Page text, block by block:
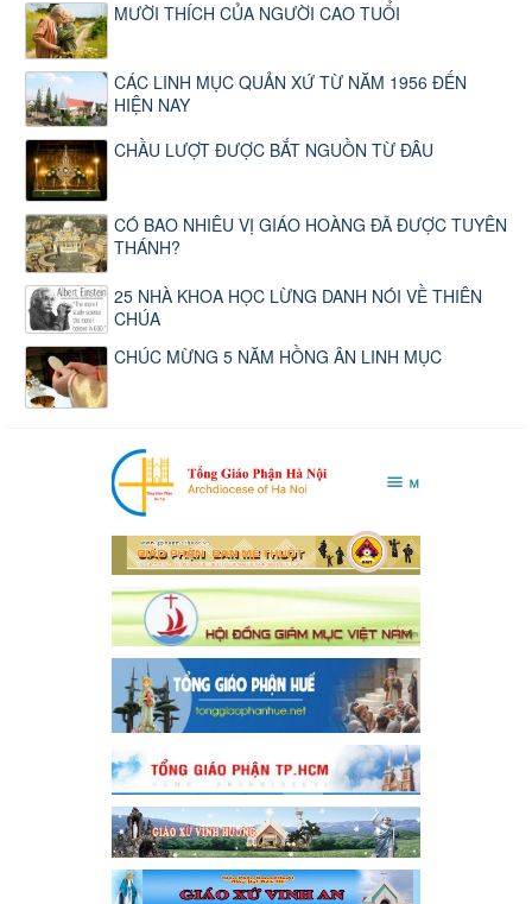
MƯỜI THÍCH CỦA NGƯỜI CAO TUỔI
CÁC LINH MỤC QUẢN XỨ TỪ NĂM 1956 ĐẾN
HIỆN NAY
CHẦU LƯỢT ĐƯỢC BẮT NGUỒN TỪ ĐÂU
CÓ BAO NHIÊU VỊ GIÁO HOÀNG ĐÃ ĐƯỢC TUYÊN
THÁNH?
25 NHÀ KHOA HỌC LỪNG DANH NÓI VỀ THIÊN
CHÚA
CHÚC MỪNG 5 NĂM HỒNG ÂN LINH MỤC